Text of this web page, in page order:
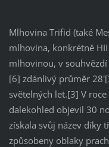
Mlhovina Trifid (také
mlhovina, konkrétně
mlhovinou, v souhvězdí
[6] zdánlivý průměr
světelných let.[3] V
dalekohled objevil 30
získala svůj název díky
způsobeny oblaky